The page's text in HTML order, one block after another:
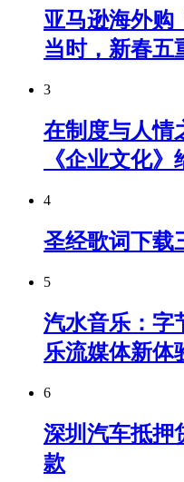
亚马逊海外购
当时，新春五
3
在制度与人
《企业文化
4
圣经歌词下载
5
汽水音乐：字
乐流媒体新体
6
深圳汽车抵押
款